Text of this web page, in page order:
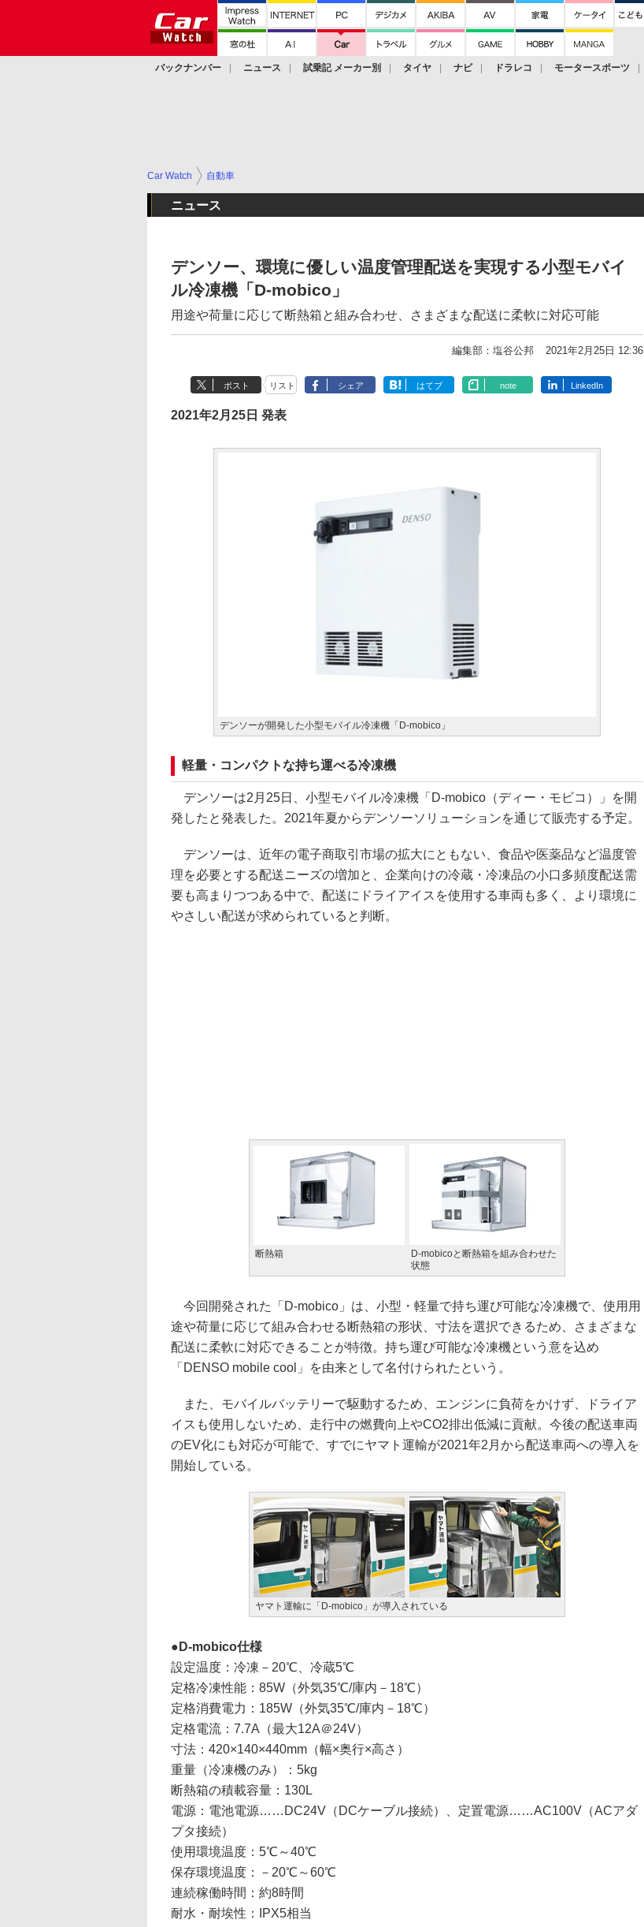
バックナンバー ニュース 試乗記 メーカー別 タイヤ ナビ ドラレコ モータースポーツ
Car Watch 自動車
ニュース
デンソー、環境に優しい温度管理配送を実現する小型モバイ
ル冷凍機「D-mobico」
用途や荷量に応じて断熱箱と組み合わせ、さまざまな配送に柔軟に対応可能
編集部：塩谷公邦 2021年2月25日 12:36
ポスト リスト シェア はてブ note LinkedIn
2021年2月25日 発表
デンソーが開発した小型モバイル冷凍機「D-mobico」
軽量・コンパクトな持ち運べる冷凍機
デンソーは2月25日、小型モバイル冷凍機「D-mobico（ディー・モビコ）」を開
発したと発表した。2021年夏からデンソーソリューションを通じて販売する予定。
デンソーは、近年の電子商取引市場の拡大にともない、食品や医薬品など温度管
理を必要とする配送ニーズの増加と、企業向けの冷蔵・冷凍品の小口多頻度配送需
要も高まりつつある中で、配送にドライアイスを使用する車両も多く、より環境に
やさしい配送が求められていると判断。
断熱箱
D-mobicoと断熱箱を組み合わせた
状態
今回開発された「D-mobico」は、小型・軽量で持ち運び可能な冷凍機で、使用用
途や荷量に応じて組み合わせる断熱箱の形状、寸法を選択できるため、さまざまな
配送に柔軟に対応できることが特徴。持ち運び可能な冷凍機という意を込め
「DENSO mobile cool」を由来として名付けられたという。
また、モバイルバッテリーで駆動するため、エンジンに負荷をかけず、ドライア
イスも使用しないため、走行中の燃費向上やCO2排出低減に貢献。今後の配送車両
のEV化にも対応が可能で、すでにヤマト運輸が2021年2月から配送車両への導入を
開始している。
ヤマト運輸に「D-mobico」が導入されている
D-mobico仕様
設定温度：冷凍－20℃、冷蔵5℃
定格冷凍性能：85W（外気35℃/庫内－18℃）
定格消費電力：185W（外気35℃/庫内－18℃）
定格電流：7.7A（最大12A＠24V）
寸法：420×140×440mm（幅×奥行×高さ）
重量（冷凍機のみ）：5kg
断熱箱の積載容量：130L
電源：電池電源……DC24V（DCケーブル接続）、定置電源……AC100V（ACアダ
プタ接続）
使用環境温度：5℃～40℃
保存環境温度：－20℃～60℃
連続稼働時間：約8時間
耐水・耐埃性：IPX5相当